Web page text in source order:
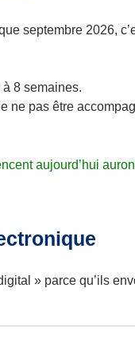
septembre 2026,
8 semaines.
ne pas être
aujourd’hui
» parce qu’ils